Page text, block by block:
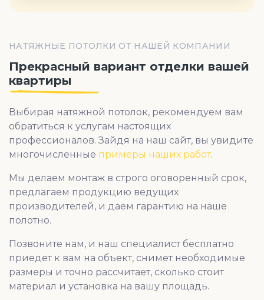
НАТЯЖНЫЕ ПОТОЛКИ ОТ НАШЕЙ КОМПАНИИ
Прекрасный вариант отделки вашей
квартиры
Выбирая натяжной потолок, рекомендуем вам
обратиться к услугам настоящих
профессионалов. Зайдя на наш сайт, вы увидите
многочисленные примеры наших работ.
Мы делаем монтаж в строго оговоренный срок,
предлагаем продукцию ведущих
производителей, и даем гарантию на наше
полотно.
Позвоните нам, и наш специалист бесплатно
приедет к вам на объект, снимет необходимые
размеры и точно рассчитает, сколько стоит
материал и установка на вашу площадь.